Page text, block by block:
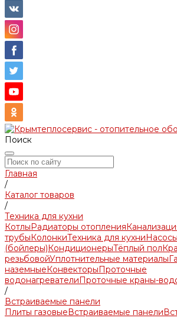
Поиск
Главная
/
Каталог товаров
/
Техника для кухни
КотлыРадиаторы отопления
трубыКолонкиТехника для кухниНасосы
(бойлеры)КондиционерыТёплый пол
резьбовойУплотнительные материалы
наземныеКонвекторыПроточные
водонагревателиПроточные краны-
/
Встраиваемые панели
Плиты газовыеВстраиваемые панели